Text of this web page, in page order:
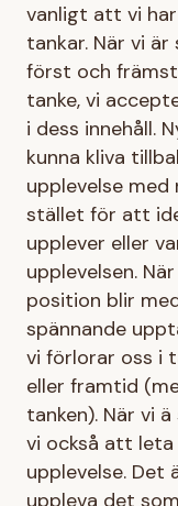
vanligt att vi
tankar. När vi
först och
tanke, vi
i dess innehåll.
kunna kliva
upplevelse
stället för att
upplever eller
upplevelsen.
position blir
spännande
vi förlorar oss i
eller framtid
tanken). När vi
vi också att
upplevelse. Det
uppleva det